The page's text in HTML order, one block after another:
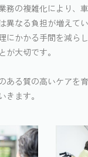
務の複雑化により、
異なる負担が増えてい
にかかる手間を減ら
が大切です。
ある質の高いケアを
きます。